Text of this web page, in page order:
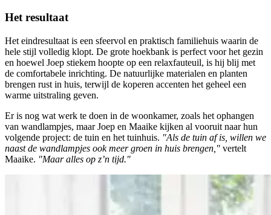
Het resultaat
Het eindresultaat is een sfeervol en praktisch familiehuis waarin de
hele stijl volledig klopt. De grote hoekbank is perfect voor het gezin
en hoewel Joep stiekem hoopte op een relaxfauteuil, is hij blij met
de comfortabele inrichting. De natuurlijke materialen en planten
brengen rust in huis, terwijl de koperen accenten het geheel een
warme uitstraling geven.
Er is nog wat werk te doen in de woonkamer, zoals het ophangen
van wandlampjes, maar Joep en Maaike kijken al vooruit naar hun
volgende project: de tuin en het tuinhuis. "Als de tuin af is, willen we
naast de wandlampjes ook meer groen in huis brengen," vertelt
Maaike. "Maar alles op z’n tijd."